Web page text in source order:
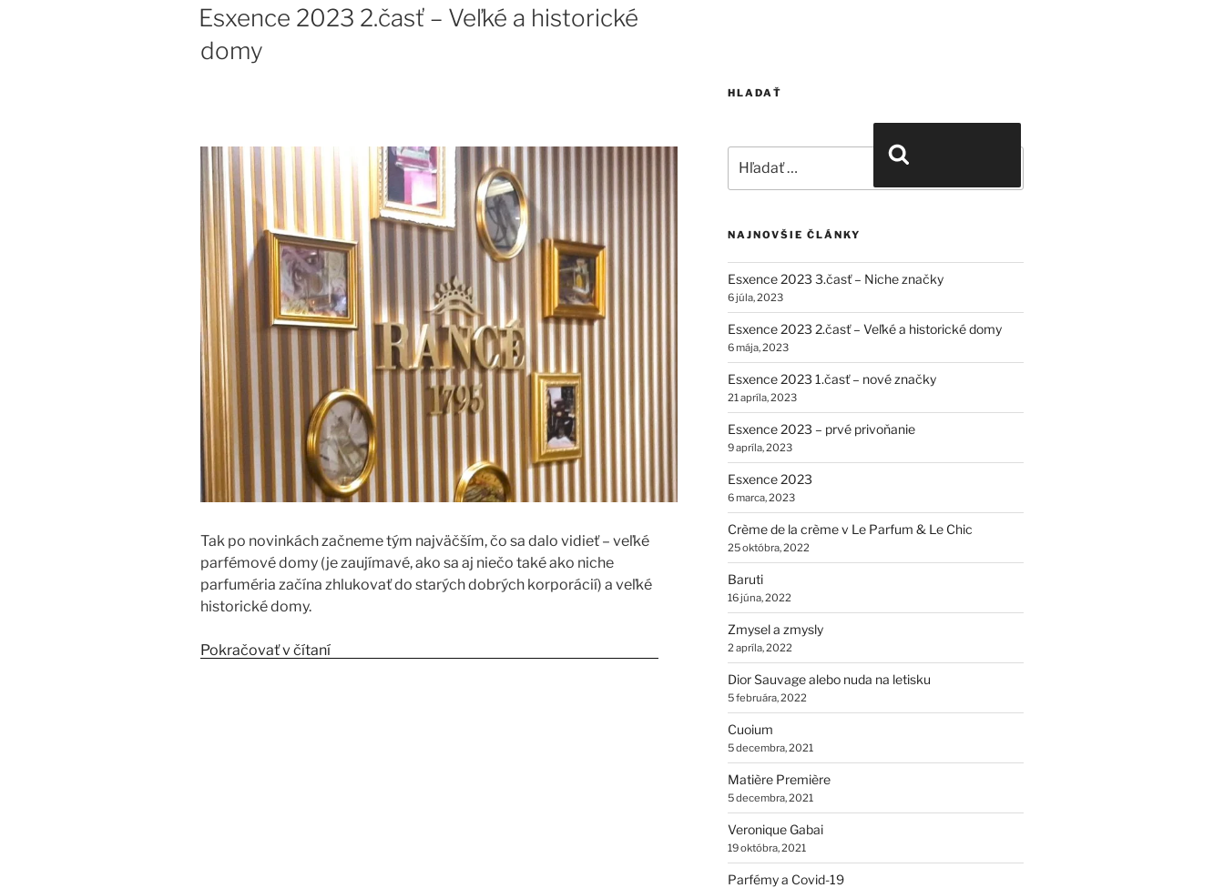
Esxence 2023 2.časť – Veľké a historické
domy
Tak po novinkách začneme tým najväčším, čo sa dalo vidieť – veľké
parfémové domy (je zaujímavé, ako sa aj niečo také ako niche
parfuméria začína zhlukovať do starých dobrých korporácií) a veľké
historické domy.
Pokračovať v čítaní
HLADAŤ
NAJNOVŠIE ČLÁNKY
Esxence 2023 3.časť – Niche značky
6 júla, 2023
Esxence 2023 2.časť – Veľké a historické domy
6 mája, 2023
Esxence 2023 1.časť – nové značky
21 apríla, 2023
Esxence 2023 – prvé privoňanie
9 apríla, 2023
Esxence 2023
6 marca, 2023
Crème de la crème v Le Parfum & Le Chic
25 októbra, 2022
Baruti
16 júna, 2022
Zmysel a zmysly
2 apríla, 2022
Dior Sauvage alebo nuda na letisku
5 februára, 2022
Cuoium
5 decembra, 2021
Matière Première
5 decembra, 2021
Veronique Gabai
19 októbra, 2021
Parfémy a Covid-19